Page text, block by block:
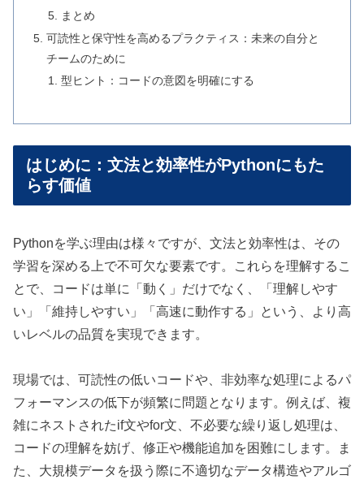
まとめ
可読性と保守性を高めるプラクティス：未来の自分と
チームのために
型ヒント：コードの意図を明確にする
はじめに：文法と効率性がPythonにもた
らす価値
Pythonを学ぶ理由は様々ですが、文法と効率性は、その
学習を深める上で不可欠な要素です。これらを理解するこ
とで、コードは単に「動く」だけでなく、「理解しやす
い」「維持しやすい」「高速に動作する」という、より高
いレベルの品質を実現できます。
現場では、可読性の低いコードや、非効率な処理によるパ
フォーマンスの低下が頻繁に問題となります。例えば、複
雑にネストされたif文やfor文、不必要な繰り返し処理は、
コードの理解を妨げ、修正や機能追加を困難にします。ま
た、大規模データを扱う際に不適切なデータ構造やアルゴ